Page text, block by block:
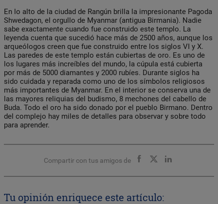
En lo alto de la ciudad de Rangún brilla la impresionante Pagoda
Shwedagon, el orgullo de Myanmar (antigua Birmania). Nadie
sabe exactamente cuando fue construido este templo. La
leyenda cuenta que sucedió hace más de 2500 años, aunque los
arqueólogos creen que fue construido entre los siglos VI y X.
Las paredes de este templo están cubiertas de oro. Es uno de
los lugares más increíbles del mundo, la cúpula está cubierta
por más de 5000 diamantes y 2000 rubíes. Durante siglos ha
sido cuidada y reparada como uno de los símbolos religiosos
más importantes de Myanmar. En el interior se conserva una de
las mayores reliquias del budismo, 8 mechones del cabello de
Buda. Todo el oro ha sido donado por el pueblo Birmano. Dentro
del complejo hay miles de detalles para observar y sobre todo
para aprender.
Compartir con tus amigos de
Tu opinión enriquece este artículo: